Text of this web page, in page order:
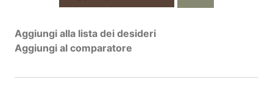
Aggiungi alla lista dei desideri
Aggiungi al comparatore